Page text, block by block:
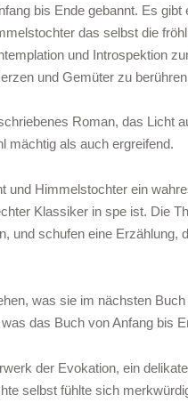
bis Ende gebannt. Es
das selbst die
und Introspektion
und Gemüter zu
Roman, das Licht
mächtig als auch ergreifend.
und Himmelstochter ein
Klassiker in spe ist. Die
und schufen eine Erzählung,
was sie im nächsten
das Buch von Anfang bis
der Evokation, ein
selbst fühlte sich